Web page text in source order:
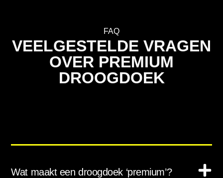
FAQ
VEELGESTELDE VRAGEN
OVER PREMIUM
DROOGDOEK
Wat maakt een droogdoek ‘premium’?